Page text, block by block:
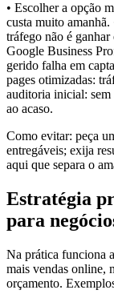
• Escolher a opção
custa muito
tráfego não é
Google Business
gerido falha em
pages otimizadas:
auditoria inicial: sem
ao acaso.
Como evitar: peça
entregáveis; exija
aqui que separa o
Estratégia
para
Na prática funciona
mais vendas online,
orçamento.